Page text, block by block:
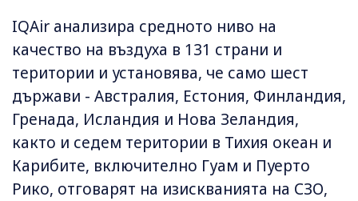
IQAir анализира средното ниво на
качество на въздуха в 131 страни и
територии и установява, че само шест
държави - Австралия, Естония, Финландия,
Гренада, Исландия и Нова Зеландия,
както и седем територии в Тихия океан и
Карибите, включително Гуам и Пуерто
Рико, отговарят на изискванията на СЗО,